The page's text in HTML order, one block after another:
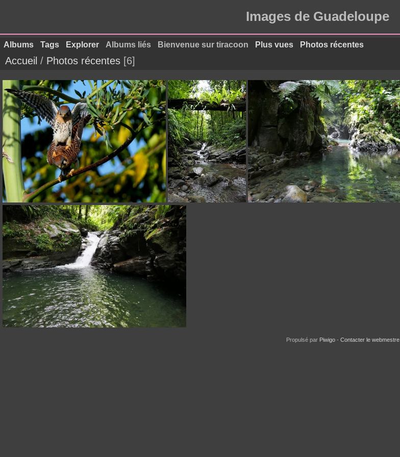
Images de Guadeloupe
Albums Tags Explorer Albums liés Bienvenue sur tiracoon Plus vues Photos récentes
Accueil / Photos récentes 6
Falco sparverius Rivière Madéclair
Propulsé par Piwigo - Contacter le webmestre